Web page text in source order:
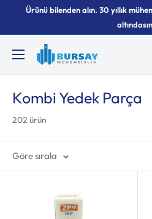
Ürünü bilenden alın. 30 yıllık
Bursay
Kombi Yedek Parça
202 ürün
Göre sırala